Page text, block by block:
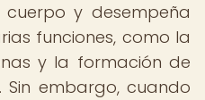
y desempeña
funciones, como la
y la formación de
Sin embargo, cuando